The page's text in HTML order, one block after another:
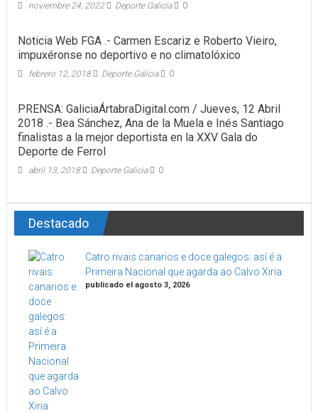
noviembre 24, 2022 Deporte Galicia 0
Noticia Web FGA .- Carmen Escariz e Roberto Vieiro,
impuxéronse no deportivo e no climatolóxico
febrero 12, 2018 Deporte Galicia 0
PRENSA: GaliciaÁrtabraDigital.com / Jueves, 12 Abril
2018 .- Bea Sánchez, Ana de la Muela e Inés Santiago
finalistas a la mejor deportista en la XXV Gala do
Deporte de Ferrol
abril 13, 2018 Deporte Galicia 0
Destacado
Catro rivais canarios e doce galegos: así é a
Primeira Nacional que agarda ao Calvo Xiria
publicado el agosto 3, 2026